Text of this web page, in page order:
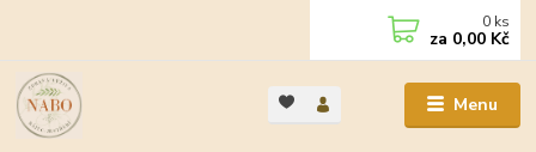
Menu
0 ks
za 0,00 Kč